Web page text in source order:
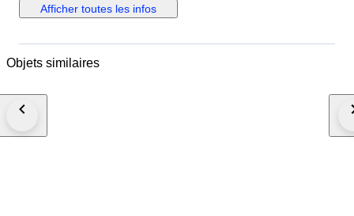
des ventes privées. Légère patine du nubuck signalée.
Afficher toutes les infos
Objets similaires